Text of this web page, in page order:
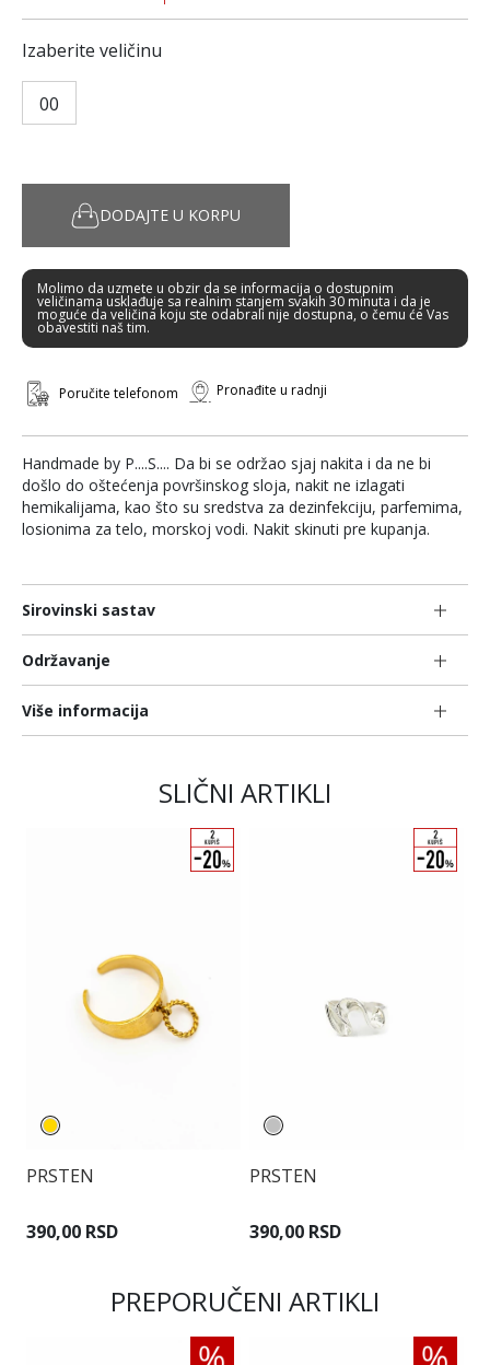
Handmade by P....S.... Da bi se održao sjaj nakita i da ne bi
došlo do oštećenja površinskog sloja, nakit ne izlagati
hemikalijama, kao što su sredstva za dezinfekciju, parfemima,
losionima za telo, morskoj vodi. Nakit skinuti pre kupanja.
Sirovinski sastav
Održavanje
Više informacija
Izaberite veličinu
00
DODAJTE U KORPU
Molimo da uzmete u obzir da se informacija o dostupnim
veličinama usklađuje sa realnim stanjem svakih 30 minuta i da je
moguće da veličina koju ste odabrali nije dostupna, o čemu će Vas
obavestiti naš tim.
Poručite telefonom Pronađite u radnji
SLIČNI ARTIKLI
PRSTEN
390,00 RSD
PRSTEN
390,00 RSD
PREPORUČENI ARTIKLI